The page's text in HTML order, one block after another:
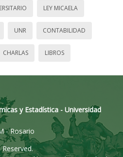
LEY MICAELA
UNR CONTABILIDAD
CHARLAS LIBROS
y Estadística - Universidad
- Rosario